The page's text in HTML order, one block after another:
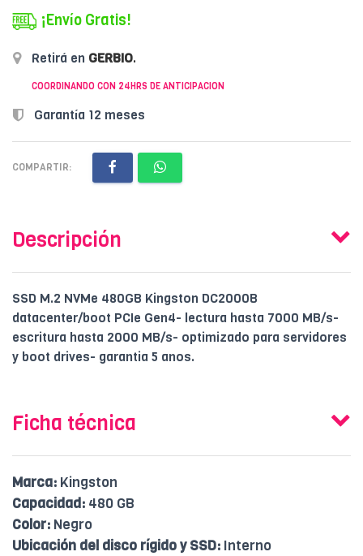
¡Envío Gratis!
Retirá en GERBIO.
COORDINANDO CON 24HRS DE ANTICIPACION
Garantía 12 meses
COMPARTIR:
Descripción
SSD M.2 NVMe 480GB Kingston DC2000B
datacenter/boot PCIe Gen4- lectura hasta 7000 MB/s-
escritura hasta 2000 MB/s- optimizado para servidores
y boot drives- garantia 5 anos.
Ficha técnica
Marca: Kingston
Capacidad: 480 GB
Color: Negro
Ubicación del disco rígido y SSD: Interno